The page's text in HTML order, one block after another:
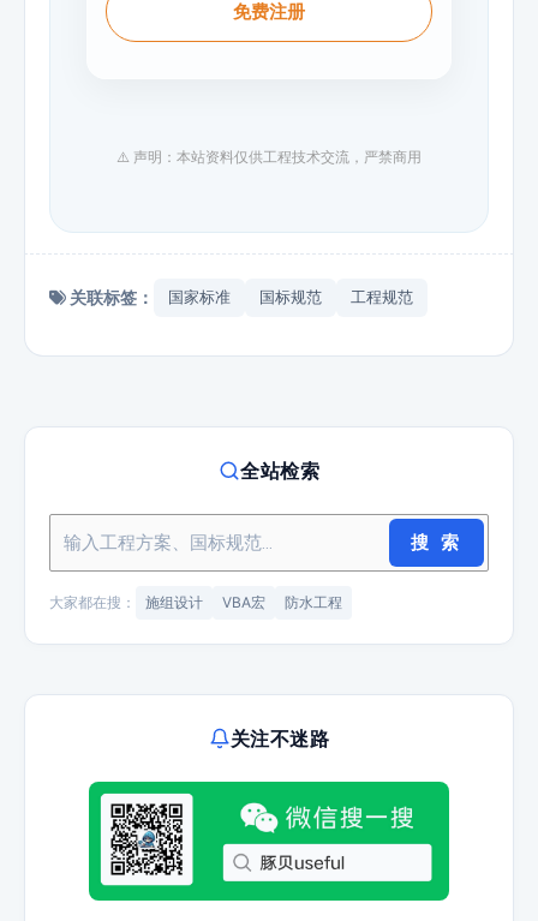
免费注册
⚠️ 声明：本站资料仅供工程技术交流，严禁商用
关联标签： 国家标准 国标规范 工程规范
全站检索
搜 索
大家都在搜： 施组设计 VBA宏 防水工程
关注不迷路